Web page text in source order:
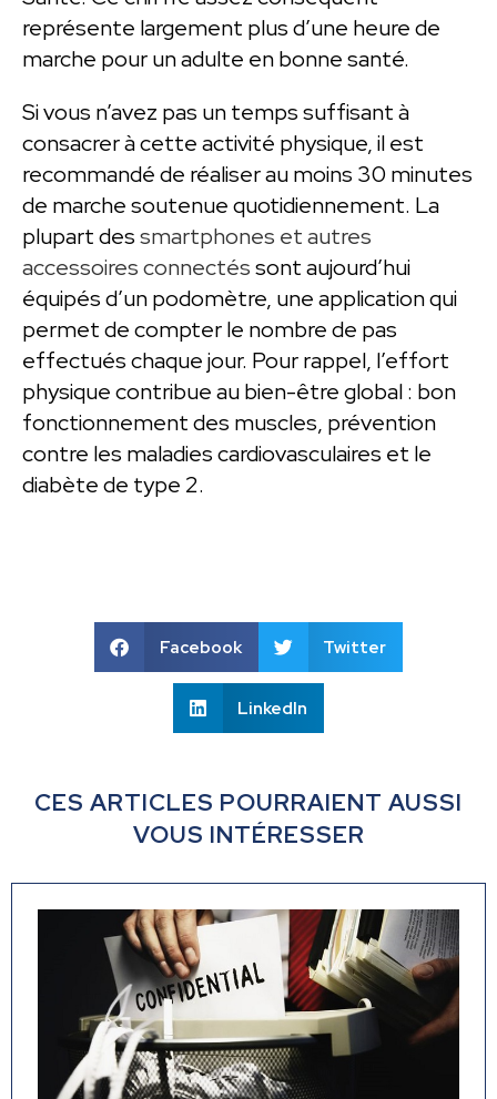
représente largement plus d’une heure de
marche pour un adulte en bonne santé.
Si vous n’avez pas un temps suffisant à
consacrer à cette activité physique, il est
recommandé de réaliser au moins 30 minutes
de marche soutenue quotidiennement. La
plupart dessmartphones et autres
accessoires connectéssont aujourd’hui
équipés d’un podomètre, une application qui
permet de compter le nombre de pas
effectués chaque jour. Pour rappel, l’effort
physique contribue au bien-être global : bon
fonctionnement des muscles, prévention
contre les maladies cardiovasculaires et le
diabète de type 2.
Facebook Twitter
LinkedIn
CES ARTICLES POURRAIENT AUSSI
VOUS INTÉRESSER